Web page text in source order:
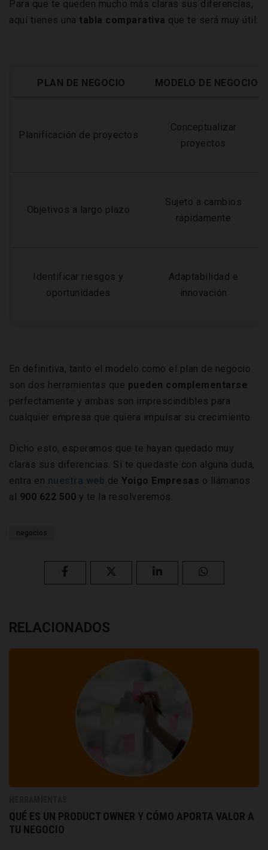
Para que te queden mucho más claras sus diferencias,
aquí tienes una tabla comparativa que te será muy útil:
PLAN DE NEGOCIO MODELO DE NEGOCIO
Planificación de proyectos
Conceptualizar
proyectos
Objetivos a largo plazo
Sujeto a cambios
rápidamente
Identificar riesgos y
oportunidades
Adaptabilidad e
innovación
En definitiva, tanto el modelo como el plan de negocio
son dos herramientas que pueden complementarse
perfectamente y ambas son imprescindibles para
cualquier empresa que quiera impulsar su crecimiento.
Dicho esto, esperamos que te hayan quedado muy
claras sus diferencias. Si te quedaste con alguna duda,
entra en nuestra web de Yoigo Empresas o llámanos
al 900 622 500 y te la resolveremos.
negocios
RELACIONADOS
QUÉ ES UN PRODUCT OWNER Y CÓMO APORTA VALOR A
TU NEGOCIO